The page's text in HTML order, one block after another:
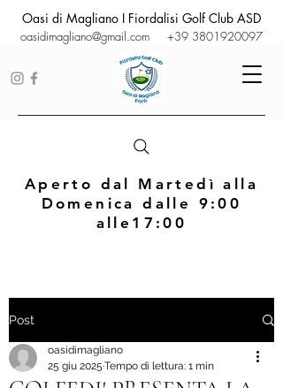
oasidimagliano@gmail.com +39 3801920097
Oasi di Magliano I Fiordalisi Golf Club ASD
Aperto dal Martedì alla
Domenica dalle 9:00
alle17:00
Post
oasidimagliano
25 giu 2025 Tempo di lettura: 1 min